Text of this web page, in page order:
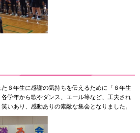
６年生に感謝の気持ちを伝えるために「６年生
学年から歌やダンス、エール等など、工夫され
いあり、感動ありの素敵な集会となりました。